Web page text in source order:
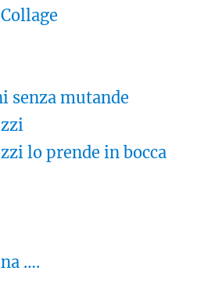
senza mutande
lo prende in bocca
….